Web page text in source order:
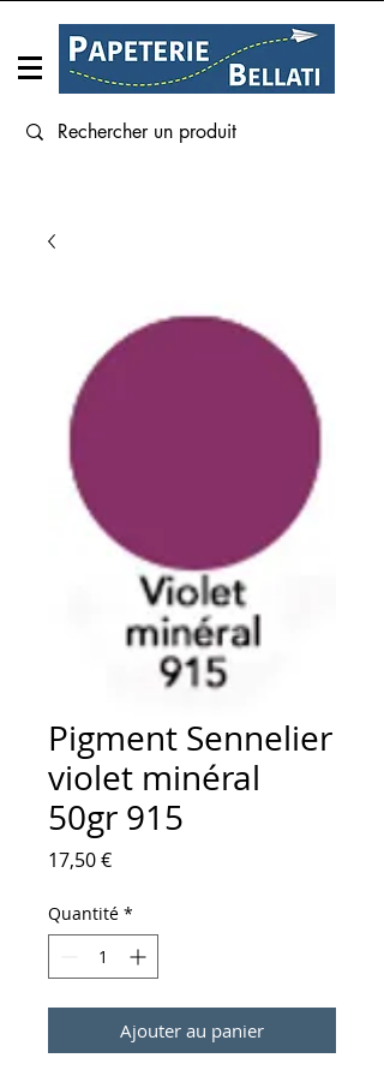
Pigment Sennelier
violet minéral
50gr 915
17,50 €Prix
Quantité *
Ajouter au panier